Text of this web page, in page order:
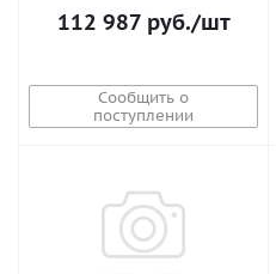
112 987руб./шт
Сообщить о
поступлении